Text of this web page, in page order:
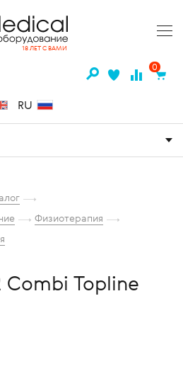
18 ЛЕТ С ВАМИ
0
RU
Физиотерапия
Combi Topline